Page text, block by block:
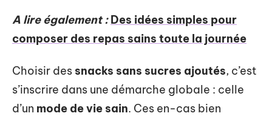
A lire également : Des idées simples pour
composer des repas sains toute la journée
Choisir des snacks sans sucres ajoutés, c’est
s’inscrire dans une démarche globale : celle
d’un mode de vie sain. Ces en-cas bien